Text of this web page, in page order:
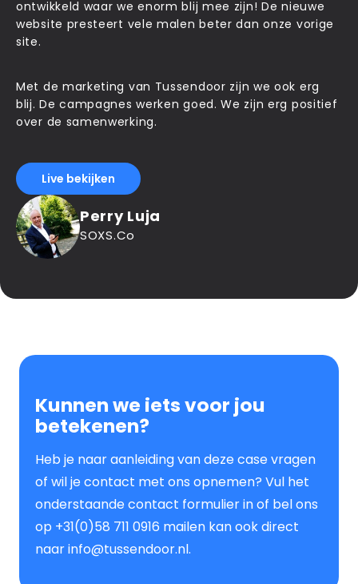
Perry Luja
SOXS.Co
ontwikkeld waar we enorm blij mee zijn! De nieuwe
website presteert vele malen beter dan onze vorige
site.
Met de marketing van Tussendoor zijn we ook erg
blij. De campagnes werken goed. We zijn erg positief
over de samenwerking.
Live bekijken
Kunnen we iets voor jou
betekenen?
Heb je naar aanleiding van deze case vragen
of wil je contact met ons opnemen? Vul het
onderstaande contact formulier in of bel ons
op +31(0)58 711 0916 mailen kan ook direct
naar info@tussendoor.nl.